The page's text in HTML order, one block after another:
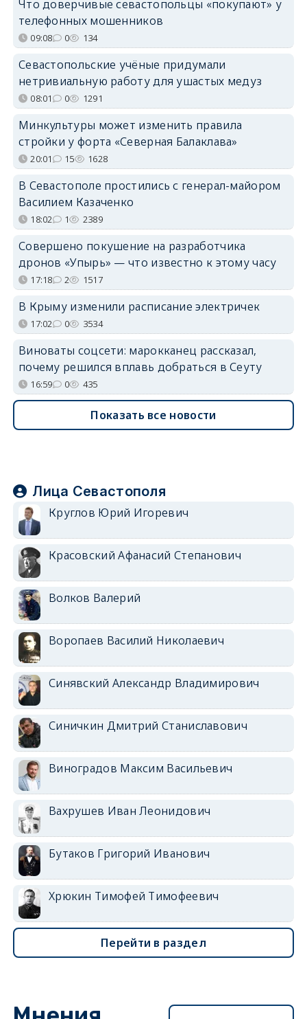
Что доверчивые севастопольцы «покупают» у
телефонных мошенников
09:08 0 134
Севастопольские учёные придумали
нетривиальную работу для ушастых медуз
08:01 0 1291
Минкультуры может изменить правила
стройки у форта «Северная Балаклава»
20:01 15 1628
В Севастополе простились с генерал-майором
Василием Казаченко
18:02 1 2389
Совершено покушение на разработчика
дронов «Упырь» — что известно к этому часу
17:18 2 1517
В Крыму изменили расписание электричек
17:02 0 3534
Виноваты соцсети: марокканец рассказал,
почему решился вплавь добраться в Сеуту
16:59 0 435
Показать все новости
Лица Севастополя
Круглов Юрий Игоревич
Красовский Афанасий Степанович
Волков Валерий
Воропаев Василий Николаевич
Синявский Александр Владимирович
Синичкин Дмитрий Станиславович
Виноградов Максим Васильевич
Вахрушев Иван Леонидович
Бутаков Григорий Иванович
Хрюкин Тимофей Тимофеевич
Перейти в раздел